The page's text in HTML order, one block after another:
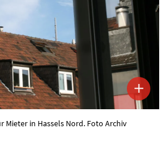
Mieter in Hassels Nord. Foto Archiv